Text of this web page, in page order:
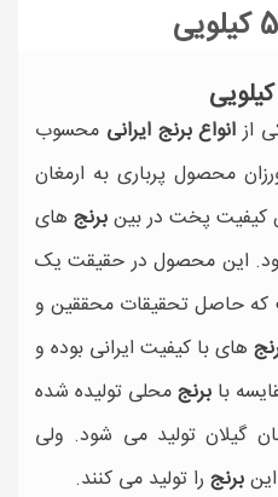
ازانواع برنج ایرانی محسوب
محصول پرباری به ارمغان
کیفیت پخت در بینبرنج های
این محصول در حقیقت یک
که حاصل تحقیقات محققین و
های با کیفیت ایرانی بوده و
با برنجمحلی تولیده شده
گیلان تولید می شود. ولی
برنج را تولید می کنند.